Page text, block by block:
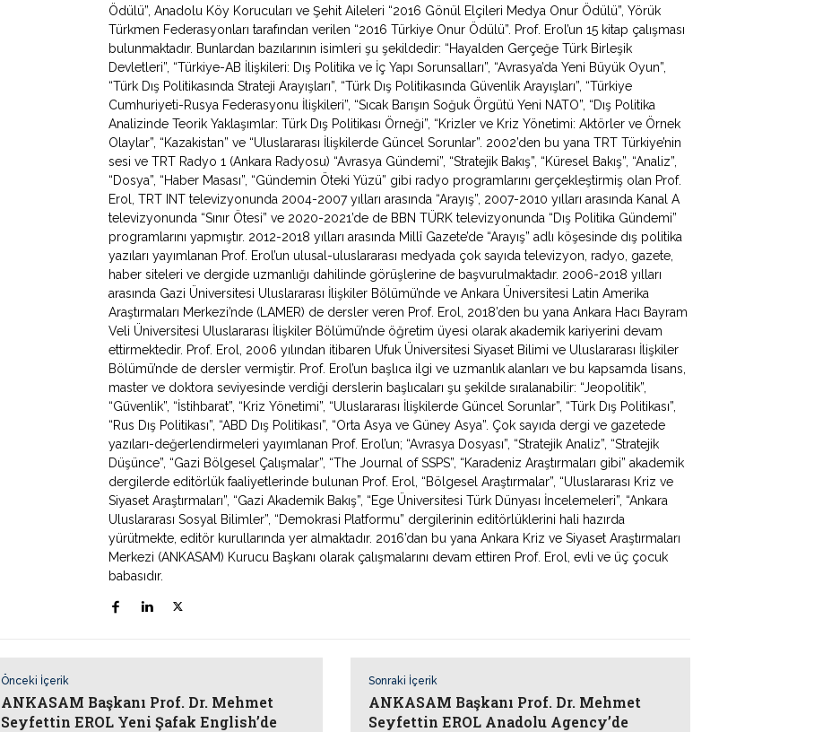
Ödülü”, Anadolu Köy Korucuları ve Şehit Aileleri “2016 Gönül Elçileri Medya Onur Ödülü”, Yörük
Türkmen Federasyonları tarafından verilen “2016 Türkiye Onur Ödülü”. Prof. Erol’un 15 kitap çalışması
bulunmaktadır. Bunlardan bazılarının isimleri şu şekildedir: “Hayalden Gerçeğe Türk Birleşik
Devletleri”, “Türkiye-AB İlişkileri: Dış Politika ve İç Yapı Sorunsalları”, “Avrasya’da Yeni Büyük Oyun”,
“Türk Dış Politikasında Strateji Arayışları”, “Türk Dış Politikasında Güvenlik Arayışları”, “Türkiye
Cumhuriyeti-Rusya Federasyonu İlişkileri”, “Sıcak Barışın Soğuk Örgütü Yeni NATO”, “Dış Politika
Analizinde Teorik Yaklaşımlar: Türk Dış Politikası Örneği”, “Krizler ve Kriz Yönetimi: Aktörler ve Örnek
Olaylar”, “Kazakistan” ve “Uluslararası İlişkilerde Güncel Sorunlar”. 2002’den bu yana TRT Türkiye’nin
sesi ve TRT Radyo 1 (Ankara Radyosu) “Avrasya Gündemi”, “Stratejik Bakış”, “Küresel Bakış”, “Analiz”,
“Dosya”, “Haber Masası”, “Gündemin Öteki Yüzü” gibi radyo programlarını gerçekleştirmiş olan Prof.
Erol, TRT INT televizyonunda 2004-2007 yılları arasında “Arayış”, 2007-2010 yılları arasında Kanal A
televizyonunda “Sınır Ötesi” ve 2020-2021’de de BBN TÜRK televizyonunda “Dış Politika Gündemi”
programlarını yapmıştır. 2012-2018 yılları arasında Millî Gazete’de “Arayış” adlı köşesinde dış politika
yazıları yayımlanan Prof. Erol’un ulusal-uluslararası medyada çok sayıda televizyon, radyo, gazete,
haber siteleri ve dergide uzmanlığı dahilinde görüşlerine de başvurulmaktadır. 2006-2018 yılları
arasında Gazi Üniversitesi Uluslararası İlişkiler Bölümü’nde ve Ankara Üniversitesi Latin Amerika
Araştırmaları Merkezi’nde (LAMER) de dersler veren Prof. Erol, 2018’den bu yana Ankara Hacı Bayram
Veli Üniversitesi Uluslararası İlişkiler Bölümü’nde öğretim üyesi olarak akademik kariyerini devam
ettirmektedir. Prof. Erol, 2006 yılından itibaren Ufuk Üniversitesi Siyaset Bilimi ve Uluslararası İlişkiler
Bölümü’nde de dersler vermiştir. Prof. Erol’un başlıca ilgi ve uzmanlık alanları ve bu kapsamda lisans,
master ve doktora seviyesinde verdiği derslerin başlıcaları şu şekilde sıralanabilir: “Jeopolitik”,
“Güvenlik”, “İstihbarat”, “Kriz Yönetimi”, “Uluslararası İlişkilerde Güncel Sorunlar”, “Türk Dış Politikası”,
“Rus Dış Politikası”, “ABD Dış Politikası”, “Orta Asya ve Güney Asya”. Çok sayıda dergi ve gazetede
yazıları-değerlendirmeleri yayımlanan Prof. Erol’un; “Avrasya Dosyası”, “Stratejik Analiz”, “Stratejik
Düşünce”, “Gazi Bölgesel Çalışmalar”, “The Journal of SSPS”, “Karadeniz Araştırmaları gibi” akademik
dergilerde editörlük faaliyetlerinde bulunan Prof. Erol, “Bölgesel Araştırmalar”, “Uluslararası Kriz ve
Siyaset Araştırmaları”, “Gazi Akademik Bakış”, “Ege Üniversitesi Türk Dünyası İncelemeleri”, “Ankara
Uluslararası Sosyal Bilimler”, “Demokrasi Platformu” dergilerinin editörlüklerini hali hazırda
yürütmekte, editör kurullarında yer almaktadır. 2016’dan bu yana Ankara Kriz ve Siyaset Araştırmaları
Merkezi (ANKASAM) Kurucu Başkanı olarak çalışmalarını devam ettiren Prof. Erol, evli ve üç çocuk
babasıdır.
Önceki İçerik
ANKASAM Başkanı Prof. Dr. Mehmet
Seyfettin EROL Yeni Şafak English’de
Sonraki İçerik
ANKASAM Başkanı Prof. Dr. Mehmet
Seyfettin EROL Anadolu Agency’de